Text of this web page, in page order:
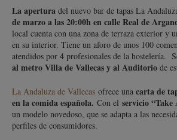
La apertura del nuevo bar de tapas La
de marzo a las 20:00h en calle Real de
local cuenta con una zona de terraza exterior y
en su interior. Tiene un aforo de unos 100
atendidos por 4 profesionales de la hostelería.
al metro Villa de Vallecas y al Auditorio de
La Andaluza de Vallecas ofrece una carta de
en la comida española. Con el servicio “Take
un modelo novedoso, que se adapta a las
perfiles de consumidores.